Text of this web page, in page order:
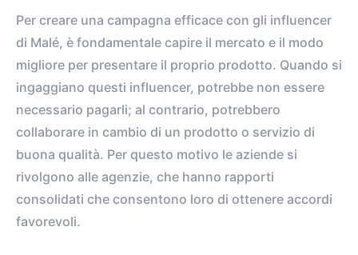
Per creare una campagna efficace con gli influencer
di Malé, è fondamentale capire il mercato e il modo
migliore per presentare il proprio prodotto. Quando si
ingaggiano questi influencer, potrebbe non essere
necessario pagarli; al contrario, potrebbero
collaborare in cambio di un prodotto o servizio di
buona qualità. Per questo motivo le aziende si
rivolgono alle agenzie, che hanno rapporti
consolidati che consentono loro di ottenere accordi
favorevoli.